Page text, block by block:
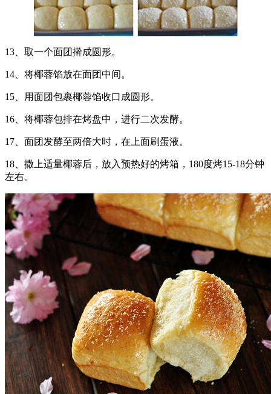
13、取一个面团擀成圆形。
14、将椰蓉馅放在面团中间。
15、用面团包裹椰蓉馅收口成圆形。
16、将椰蓉包排在烤盘中，进行二次发酵。
17、面团发酵至两倍大时，在上面刷蛋液。
18、撒上适量椰蓉后，放入预热好的烤箱，180度烤15-18分钟
左右。